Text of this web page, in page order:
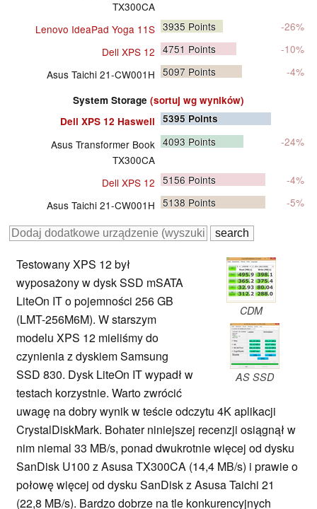
TX300CA
Lenovo IdeaPad Yoga 11S 3935 Points
-26%
Dell XPS 12 4751 Points
-10%
Asus Taichi 21-CW001H 5097 Points -4%
System Storage (sortuj wg wyników)
Dell XPS 12 Haswell
5395 Points
Asus Transformer Book
TX300CA
4093 Points -24%
Dell XPS 12 5156 Points
-4%
Asus Taichi 21-CW001H 5138 Points -5%
CDM
AS SSD
Testowany XPS 12 był
wyposażony w dysk SSD mSATA
LiteOn IT o pojemności 256 GB
(LMT-256M6M). W starszym
modelu XPS 12 mieliśmy do
czynienia z dyskiem Samsung
SSD 830. Dysk LiteOn IT wypadł w
testach korzystnie. Warto zwrócić
uwagę na dobry wynik w teście odczytu 4K aplikacji
CrystalDiskMark. Bohater niniejszej recenzji osiągnął w
nim niemal 33 MB/s, ponad dwukrotnie więcej od dysku
SanDisk U100 z Asusa TX300CA (14,4 MB/s) i prawie o
połowę więcej od dysku SanDisk z Asusa Taichi 21
(22,8 MB/s). Bardzo dobrze na tle konkurencyjnych